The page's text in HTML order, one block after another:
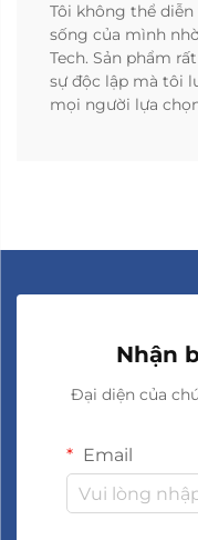
Tôi không thể
sống của mình
Tech. Sản phẩm
sự độc lập mà tôi
mọi người lựa
Nhận
Đại diện của
Email